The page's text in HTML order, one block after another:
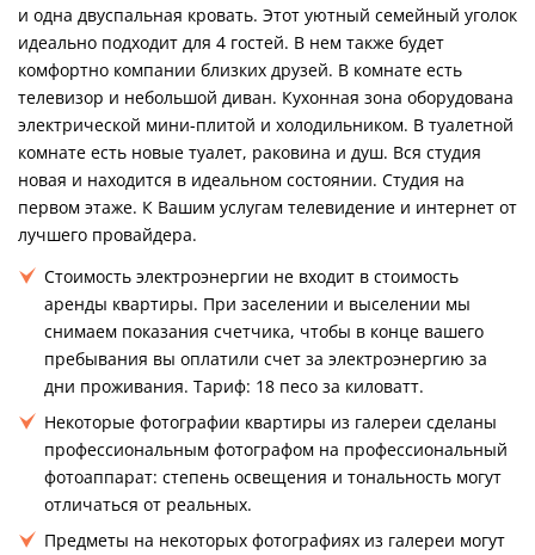
и одна двуспальная кровать. Этот уютный семейный уголок
идеально подходит для 4 гостей. В нем также будет
комфортно компании близких друзей. В комнате есть
телевизор и небольшой диван. Кухонная зона оборудована
электрической мини-плитой и холодильником. В туалетной
комнате есть новые туалет, раковина и душ. Вся студия
новая и находится в идеальном состоянии. Студия на
первом этаже. К Вашим услугам телевидение и интернет от
лучшего провайдера.
Стоимость электроэнергии не входит в стоимость
аренды квартиры. При заселении и выселении мы
снимаем показания счетчика, чтобы в конце вашего
пребывания вы оплатили счет за электроэнергию за
дни проживания. Тариф: 18 песо за киловатт.
Некоторые фотографии квартиры из галереи сделаны
профессиональным фотографом на профессиональный
фотоаппарат: степень освещения и тональность могут
отличаться от реальных.
Предметы на некоторых фотографиях из галереи могут